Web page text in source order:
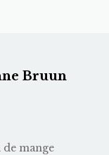
Bruun
mange